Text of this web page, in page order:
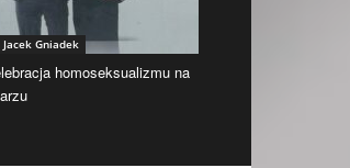
Jacek Gniadek
homoseksualizmu na